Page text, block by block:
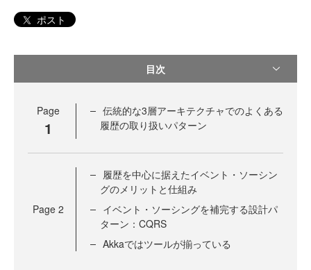
ポスト
目次
Page
1
伝統的な3層アーキテクチャでのよくある
履歴の取り扱いパターン
Page 2
履歴を中心に据えたイベント・ソーシン
グのメリットと仕組み
イベント・ソーシングを補完する設計パ
ターン：CQRS
Akkaではツールが揃っている